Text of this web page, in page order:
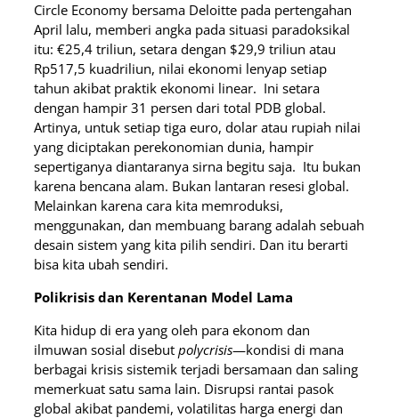
Circle Economy bersama Deloitte pada pertengahan
April lalu, memberi angka pada situasi paradoksikal
itu: €25,4 triliun, setara dengan $29,9 triliun atau
Rp517,5 kuadriliun, nilai ekonomi lenyap setiap
tahun akibat praktik ekonomi linear. Ini setara
dengan hampir 31 persen dari total PDB global.
Artinya, untuk setiap tiga euro, dolar atau rupiah nilai
yang diciptakan perekonomian dunia, hampir
sepertiganya diantaranya sirna begitu saja. Itu bukan
karena bencana alam. Bukan lantaran resesi global.
Melainkan karena cara kita memroduksi,
menggunakan, dan membuang barang adalah sebuah
desain sistem yang kita pilih sendiri. Dan itu berarti
bisa kita ubah sendiri.
Polikrisis dan Kerentanan Model Lama
Kita hidup di era yang oleh para ekonom dan
ilmuwan sosial disebut polycrisis—kondisi di mana
berbagai krisis sistemik terjadi bersamaan dan saling
memerkuat satu sama lain. Disrupsi rantai pasok
global akibat pandemi, volatilitas harga energi dan